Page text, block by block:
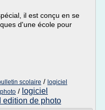
il est conçu en se
d'une école pour
scolaire / logiciel
/ logiciel
edition de photo